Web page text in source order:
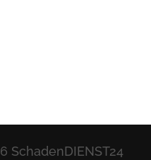
SchadenDIENST24